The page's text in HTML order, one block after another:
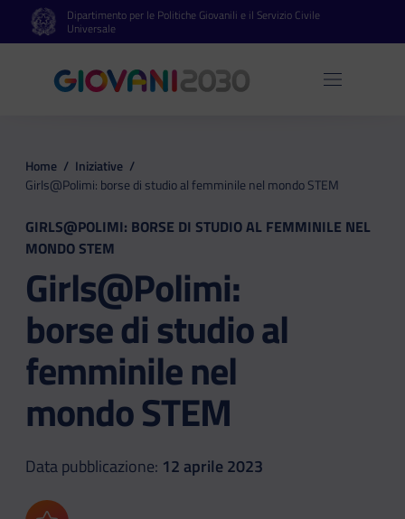
Vai al contenuto principale
Vai al footerDipartimento per le Politiche Giovanili e il Servizio Civile
Universale
Apri
Home / Iniziative /
Girls@Polimi: borse di studio al femminile nel mondo STEM
GIRLS@POLIMI: BORSE DI STUDIO AL FEMMINILE NEL
MONDO STEM
Girls@Polimi:
borse di studio al
femminile nel
mondo STEM
Data pubblicazione: 12 aprile 2023